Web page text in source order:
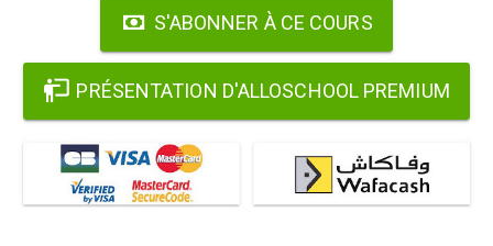
S'ABONNER À CE COURS
PRÉSENTATION D'ALLOSCHOOL PREMIUM